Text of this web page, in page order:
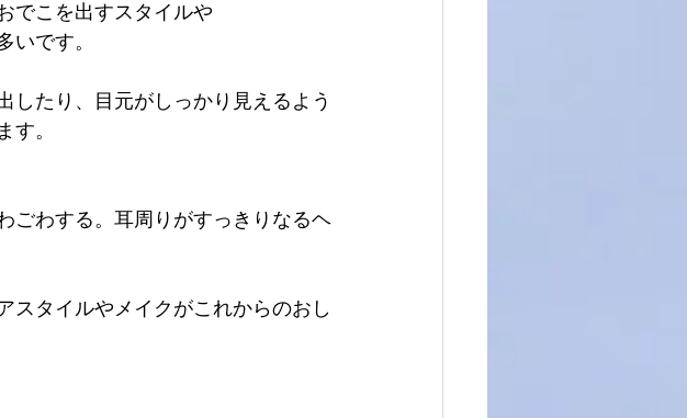
でこを出すスタイルや
いです。
したり、目元がしっかり見えるよう
す。
ごわする。耳周りがすっきりなるヘ
スタイルやメイクがこれからのおし